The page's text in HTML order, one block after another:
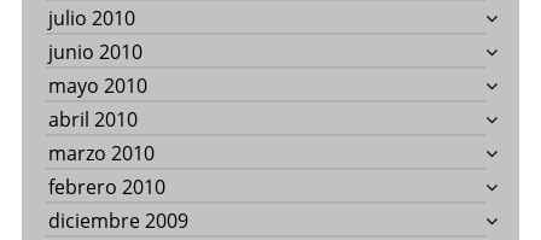
julio 2010
junio 2010
mayo 2010
abril 2010
marzo 2010
febrero 2010
diciembre 2009